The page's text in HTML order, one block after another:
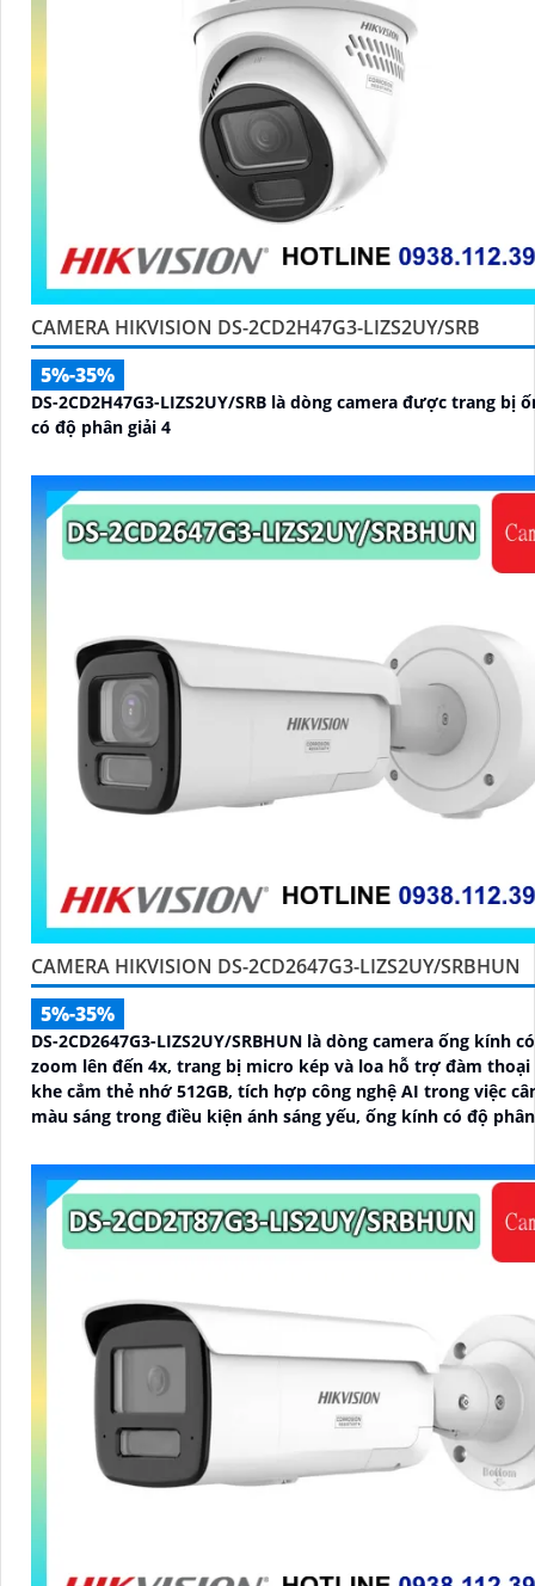
CAMERA HIKVISION DS-2CD2H47G3-LIZS2UY/SRB
5%-35%
DS-2CD2H47G3-LIZS2UY/SRB là dòng camera được trang bị
có độ phân giải 4
CAMERA HIKVISION DS-2CD2647G3-LIZS2UY/SRBHUN
5%-35%
DS-2CD2647G3-LIZS2UY/SRBHUN là dòng camera ống kính
zoom lên đến 4x, trang bị micro kép và loa hỗ trợ đàm thoại
khe cắm thẻ nhớ 512GB, tích hợp công nghệ AI trong việc
màu sáng trong điều kiện ánh sáng yếu, ống kính có độ